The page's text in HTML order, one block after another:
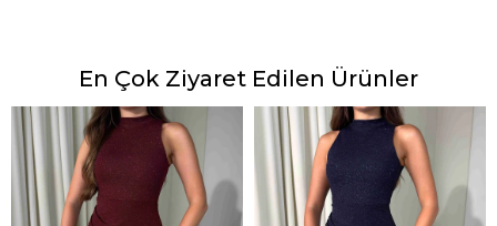
En Çok Ziyaret Edilen Ürünler